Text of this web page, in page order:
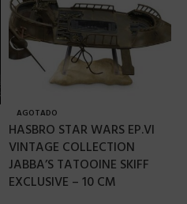
AGOTADO
HASBRO STAR WARS EP.VI
VINTAGE COLLECTION
JABBA’S TATOOINE SKIFF
EXCLUSIVE – 10 CM